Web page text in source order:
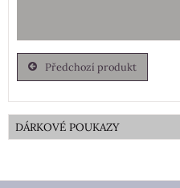
Předchozí produkt
DÁRKOVÉ POUKAZY